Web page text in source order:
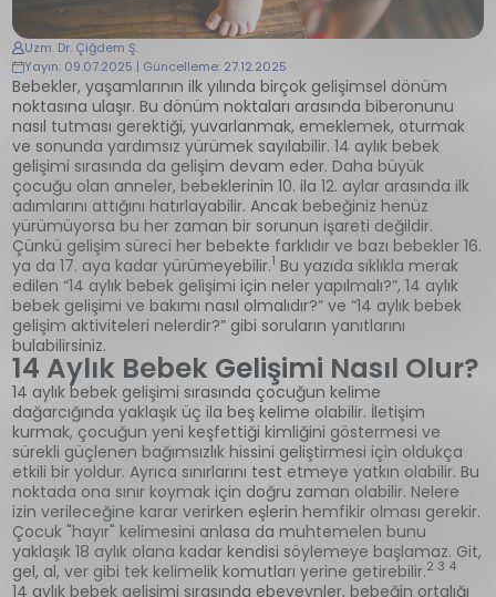
Uzm. Dr. Çiğdem Ş.
Yayın: 09.07.2025 | Güncelleme: 27.12.2025
Bebekler, yaşamlarının ilk yılında birçok gelişimsel dönüm
noktasına ulaşır. Bu dönüm noktaları arasında biberonunu
nasıl tutması gerektiği, yuvarlanmak, emeklemek, oturmak
ve sonunda yardımsız yürümek sayılabilir. 14 aylık bebek
gelişimi sırasında da gelişim devam eder. Daha büyük
çocuğu olan anneler, bebeklerinin 10. ila 12. aylar arasında ilk
adımlarını attığını hatırlayabilir. Ancak bebeğiniz henüz
yürümüyorsa bu her zaman bir sorunun işareti değildir.
Çünkü gelişim süreci her bebekte farklıdır ve bazı bebekler 16.
ya da 17. aya kadar yürümeyebilir.1 Bu yazıda sıklıkla merak
edilen “14 aylık bebek gelişimi için neler yapılmalı?”, 14 aylık
bebek gelişimi ve bakımı nasıl olmalıdır?” ve “14 aylık bebek
gelişim aktiviteleri nelerdir?” gibi soruların yanıtlarını
bulabilirsiniz.
14 Aylık Bebek Gelişimi Nasıl Olur?
14 aylık bebek gelişimi sırasında çocuğun kelime
dağarcığında yaklaşık üç ila beş kelime olabilir. İletişim
kurmak, çocuğun yeni keşfettiği kimliğini göstermesi ve
sürekli güçlenen bağımsızlık hissini geliştirmesi için oldukça
etkili bir yoldur. Ayrıca sınırlarını test etmeye yatkın olabilir. Bu
noktada ona sınır koymak için doğru zaman olabilir. Nelere
izin verileceğine karar verirken eşlerin hemfikir olması gerekir.
Çocuk "hayır" kelimesini anlasa da muhtemelen bunu
yaklaşık 18 aylık olana kadar kendisi söylemeye başlamaz. Git,
gel, al, ver gibi tek kelimelik komutları yerine getirebilir.2 3 4
14 aylık bebek gelişimi sırasında ebeveynler, bebeğin ortalığı